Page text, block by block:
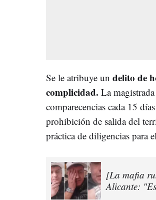
Se le atribuye un delito de
complicidad. La
comparecencias cada 15
prohibición de salida del
práctica de diligencias para
[La mafia
Alicante: